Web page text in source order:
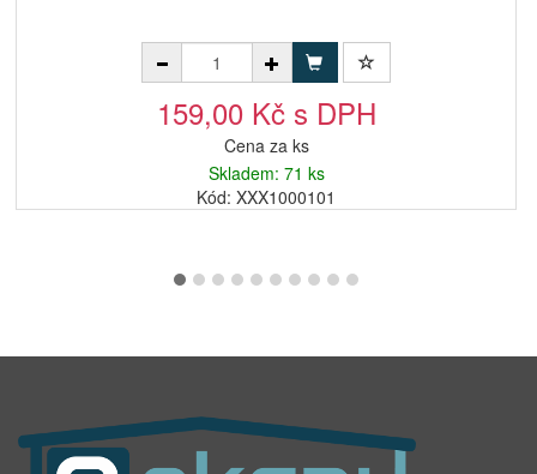
159,00 Kč s DPH
Cena za ks
Skladem: 71 ks
Kód: XXX1000101